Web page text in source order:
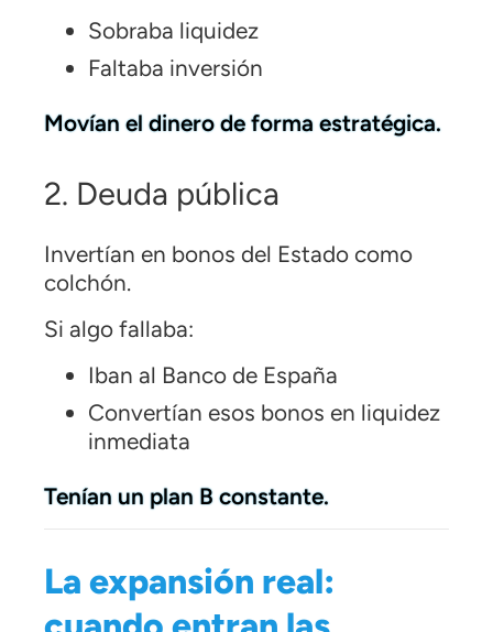
Sobraba liquidez
Faltaba inversión
Movían el dinero de forma estratégica.
2. Deuda pública
Invertían en bonos del Estado como
colchón.
Si algo fallaba:
Iban al Banco de España
Convertían esos bonos en liquidez
inmediata
Tenían un plan B constante.
La expansión real: